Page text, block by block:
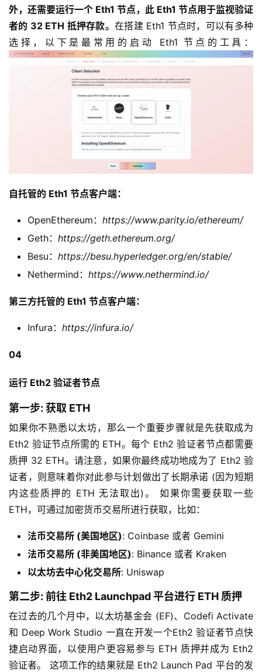
外，还需要运行一个 Eth1 节点，此 Eth1 节点用于监视验证
者的 32 ETH 抵押存款。在搭建 Eth1 节点时，可以有多种
选择，以下是最常用的启动 Eth1 节点的工具：
自托管的 Eth1 节点客户端：
OpenEthereum： https://www.parity.io/ethereum/
Geth： https://geth.ethereum.org/
Besu： https://besu.hyperledger.org/en/stable/
Nethermind： https://www.nethermind.io/
第三方托管的 Eth1 节点客户端：
Infura： https://infura.io/
04
运行 Eth2 验证者节点
第一步: 获取 ETH
如果你不熟悉以太坊，那么一个重要步骤就是先获取成为
Eth2 验证节点所需的 ETH。每个 Eth2 验证者节点都需要
质押 32 ETH。请注意，如果你最终成功地成为了 Eth2 验
证者，则意味着你对此参与计划做出了长期承诺 (因为短期
内这些质押的 ETH 无法取出)。 如果你需要获取一些
ETH，可通过加密货币交易所进行获取，比如：
法币交易所 (美国地区): Coinbase 或者 Gemini
法币交易所 (非美国地区): Binance 或者 Kraken
以太坊去中心化交易所: Uniswap
第二步: 前往 Eth2 Launchpad 平台进行 ETH 质押
在过去的几个月中，以太坊基金会 (EF)、Codefi Activate
和 Deep Work Studio 一直在开发一个Eth2 验证者节点快
捷启动界面，以使用户更容易参与 ETH 质押并成为 Eth2
验证者。 这项工作的结果就是 Eth2 Launch Pad 平台的发